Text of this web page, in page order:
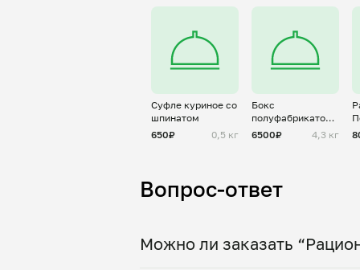
Суфле куриное со
шпинатом
650₽
0,5 кг
Бокс
полуфабрикатов
на неделю
6500₽ 4,3 кг
Вопрос-ответ
Можно ли заказать